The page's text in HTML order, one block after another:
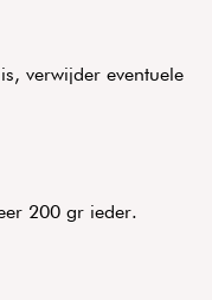
verwijder eventuele
200 gr ieder.